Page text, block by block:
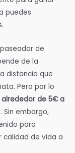
puedes
de
de la
distancia que
Pero por lo
de 5€ a
Sin embargo,
para
calidad de vida a